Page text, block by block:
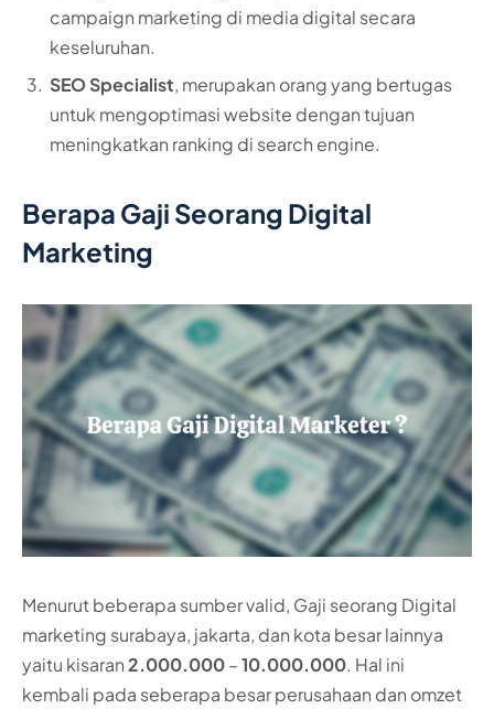
campaign marketing di media digital secara
keseluruhan.
SEO Specialist, merupakan orang yang bertugas
untuk mengoptimasi website dengan tujuan
meningkatkan ranking di search engine.
Berapa Gaji Seorang Digital
Marketing
Menurut beberapa sumber valid, Gaji seorang Digital
marketing surabaya, jakarta, dan kota besar lainnya
yaitu kisaran2.000.000–10.000.000. Hal ini
kembali pada seberapa besar perusahaan dan omzet